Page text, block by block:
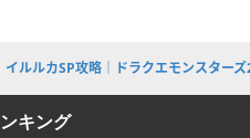
イルルカSP攻略｜ドラクエモンスターズ
キング